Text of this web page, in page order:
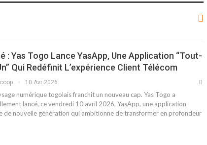
: Yas Togo Lance YasApp, Une Application “tout-
Qui Redéfinit L’expérience Client Télécom
10 Avr 2026
numérique togolais franchit un nouveau cap. Yas Togo a
lancé, ce vendredi 10 avril 2026, YasApp, une application
de nouvelle génération qui ambitionne de transformer en profondeur